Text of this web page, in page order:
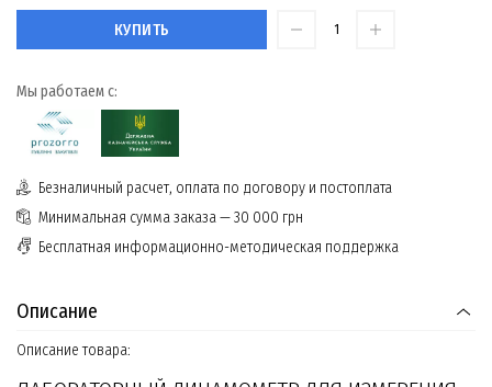
КУПИТЬ
Мы работаем с:
Безналичный расчет, оплата по договору и постоплата
Минимальная сумма заказа — 30 000 грн
Бесплатная информационно-методическая поддержка
Описание
Описание товара: